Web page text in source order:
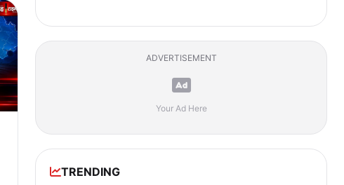
ADVERTISEMENT
Your Ad Here
TRENDING